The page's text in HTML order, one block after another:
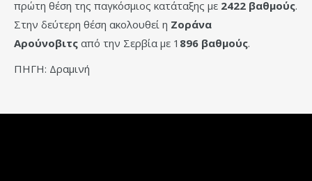
πρώτη θέση της παγκόσμιος κατάταξης με 2422 βαθμούς.
Στην δεύτερη θέση ακολουθεί η Ζοράνα
Αρούνοβιτς από την Σερβία με 1 896 βαθμούς.
ΠΗΓΗ: Δραμινή